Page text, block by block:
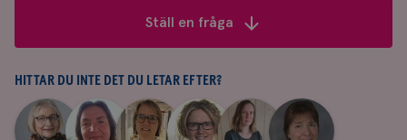
&
svar
Ställ en fråga
HITTAR DU INTE DET DU LETAR EFTER?
Aina
|
Anne
Fredrika
|
Jeanette
|
Maria
|
Yvette